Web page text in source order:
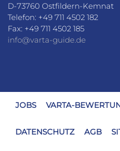
D-73760 Ostfildern-Kemnat
Telefon: +49 711 4502 182
Fax: +49 711 4502 185
info@varta-guide.de
JOBS VARTA-
DATENSCHUTZ AGB